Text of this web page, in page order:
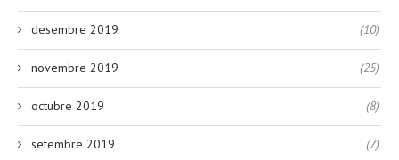
desembre 2019 (10)
novembre 2019 (25)
octubre 2019 (8)
setembre 2019 (7)